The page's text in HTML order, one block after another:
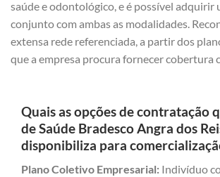
saúde e odontológico, e é possível adquirir
conjunto com ambas as modalidades.
extensa rede referenciada, a partir dos
que a empresa procura fornecer cobertura
Quais as opções de contratação
de Saúde Bradesco Angra dos
disponibiliza para
Plano Coletivo Empresarial: Indivíduo